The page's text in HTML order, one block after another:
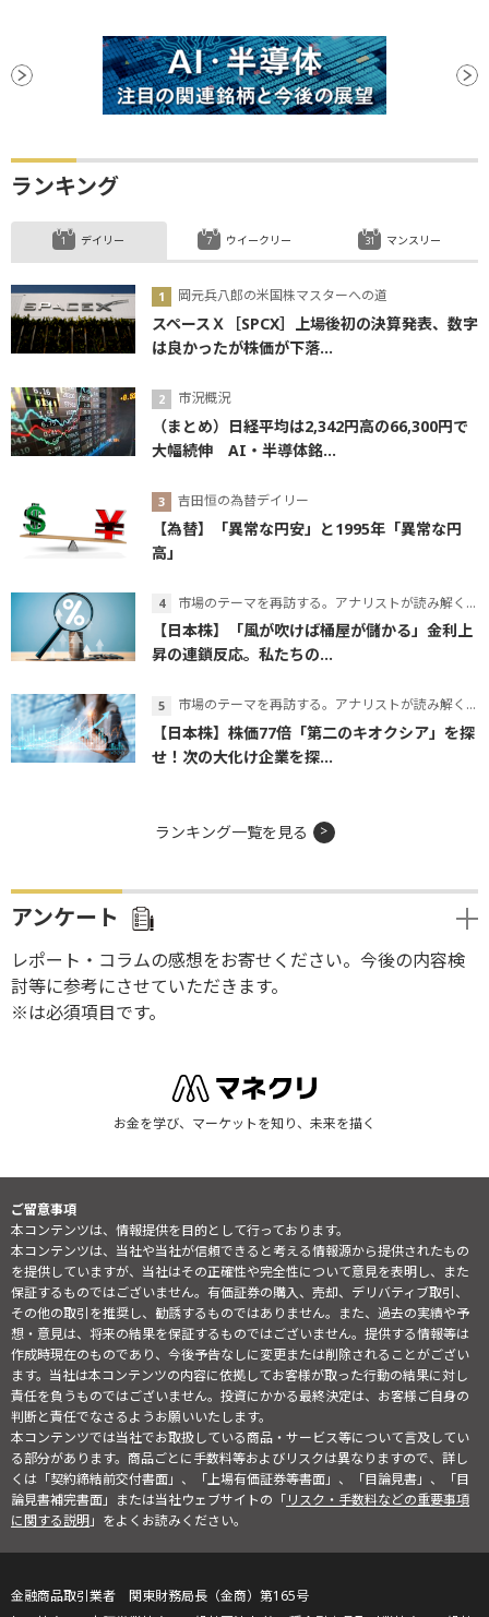
ランキング
デイリー
岡元兵八郎の米国株マスターへの道
スペースＸ［SPCX］上場後初の決算発表、数字
は良かったが株価が下落...
市況概況
（まとめ）日経平均は2,342円高の66,300円で
大幅続伸 AI・半導体銘...
吉田恒の為替デイリー
【為替】「異常な円安」と1995年「異常な円
高」
市場のテーマを再訪する。アナリストが読み解くテーマの本質
【日本株】「風が吹けば桶屋が儲かる」金利上
昇の連鎖反応。私たちの...
市場のテーマを再訪する。アナリストが読み解くテーマの本質
【日本株】株価77倍「第二のキオクシア」を探
せ！次の大化け企業を探...
ウイークリー マンスリー
ランキング一覧を見る
アンケート
レポート・コラムの感想をお寄せください。今後の内容検
討等に参考にさせていただきます。
※は必須項目です。
お金を学び、マーケットを知り、未来を描く
ご留意事項
本コンテンツは、情報提供を目的として行っております。
本コンテンツは、当社や当社が信頼できると考える情報源から提供されたもの
を提供していますが、当社はその正確性や完全性について意見を表明し、また
保証するものではございません。有価証券の購入、売却、デリバティブ取引、
その他の取引を推奨し、勧誘するものではありません。また、過去の実績や予
想・意見は、将来の結果を保証するものではございません。提供する情報等は
作成時現在のものであり、今後予告なしに変更または削除されることがござい
ます。当社は本コンテンツの内容に依拠してお客様が取った行動の結果に対し
責任を負うものではございません。投資にかかる最終決定は、お客様ご自身の
判断と責任でなさるようお願いいたします。
本コンテンツでは当社でお取扱している商品・サービス等について言及してい
る部分があります。商品ごとに手数料等およびリスクは異なりますので、詳し
くは「契約締結前交付書面」、「上場有価証券等書面」、「目論見書」、「目
論見書補完書面」または当社ウェブサイトの「リスク・手数料などの重要事項
に関する説明」をよくお読みください。
金融商品取引業者 関東財務局長（金商）第165号